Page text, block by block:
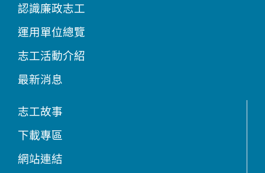
認識廉政志工
運用單位總覽
志工活動介紹
最新消息
志工故事
下載專區
網站連結